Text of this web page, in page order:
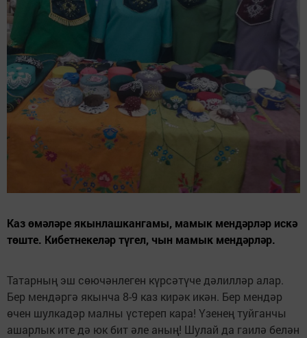
Каз өмәләре якынлашкангамы, мамык мендәрләр искә
төште. Кибетнекеләр түгел, чын мамык мендәрләр.
Татарның эш сөючәнлеген күрсәтүче дәлилләр алар.
Бер мендәргә якынча 8-9 каз кирәк икән. Бер мендәр
өчен шулкадәр малны үстереп кара! Үзенең туйганчы
ашарлык ите дә юк бит әле аның! Шулай да гаилә белән